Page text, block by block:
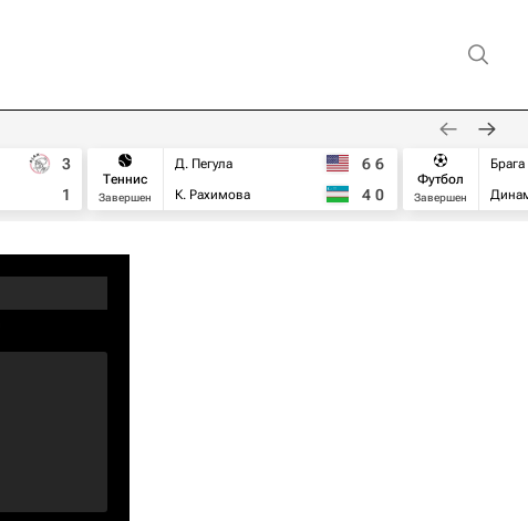
3
1
Теннис
Завершен
Д. Пегула
К. Рахимова
6 6
4 0
Футбол
Завершен
Брага